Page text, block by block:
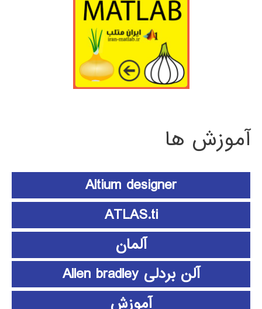
آموزش ها
Altium designer
ATLAS.ti
آلمان
آلن بردلی Allen bradley
آموزش